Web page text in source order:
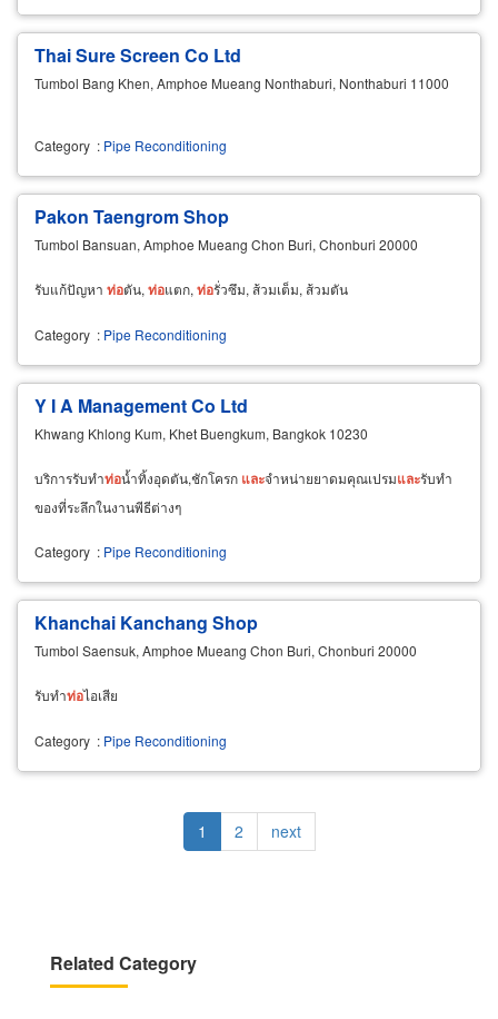
Thai Sure Screen Co Ltd
Tumbol Bang Khen, Amphoe Mueang Nonthaburi, Nonthaburi 11000
Category : Pipe Reconditioning
Pakon Taengrom Shop
Tumbol Bansuan, Amphoe Mueang Chon Buri, Chonburi 20000
รับแก้ปัญหา ท่อตัน, ท่อแตก, ท่อรั่วซึม, ส้วมเต็ม, ส้วมตัน
Category : Pipe Reconditioning
Y I A Management Co Ltd
Khwang Khlong Kum, Khet Buengkum, Bangkok 10230
บริการรับทำท่อน้ำทิ้งอุดตัน,ชักโครก และจำหน่ายยาดมคุณเปรมและรับทำ
ของที่ระลึกในงานพีธีต่างๆ
Category : Pipe Reconditioning
Khanchai Kanchang Shop
Tumbol Saensuk, Amphoe Mueang Chon Buri, Chonburi 20000
รับทำท่อไอเสีย
Category : Pipe Reconditioning
Current
page
1 Page
2
Next
page
next
Related Category